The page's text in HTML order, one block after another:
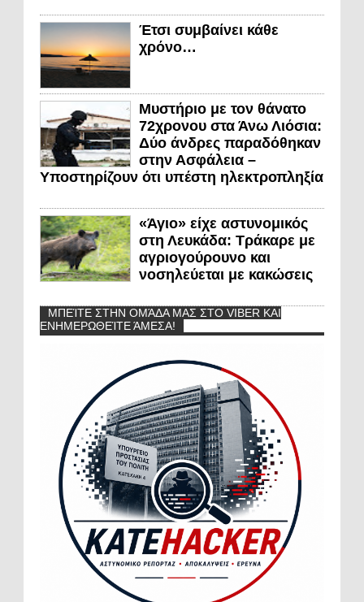
Έτσι συμβαίνει κάθε
χρόνο…
Μυστήριο με τον θάνατο
72χρονου στα Άνω Λιόσια:
Δύο άνδρες παραδόθηκαν
στην Ασφάλεια –
Υποστηρίζουν ότι υπέστη ηλεκτροπληξία
«Άγιο» είχε αστυνομικός
στη Λευκάδα: Τράκαρε με
αγριογούρουνο και
νοσηλεύεται με κακώσεις
ΜΠΕΊΤΕ ΣΤΗΝ ΟΜΆΔΑ ΜΑΣ ΣΤΟ VIBER ΚΑΙ
ΕΝΗΜΕΡΩΘΕΊΤΕ ΆΜΕΣΑ!